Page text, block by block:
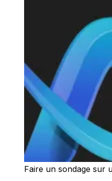
Faire un sondage sur